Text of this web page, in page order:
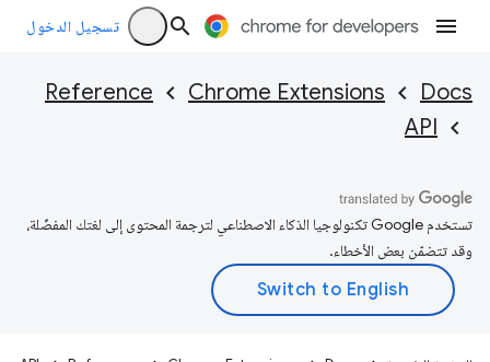
تسجيل الدخول
Docs
Chrome Extensions
Reference
API
تستخدم Google تكنولوجيا الذكاء الاصطناعي لترجمة المحتوى إلى لغتك المفضّلة،
وقد تتضمّن بعض الأخطاء.